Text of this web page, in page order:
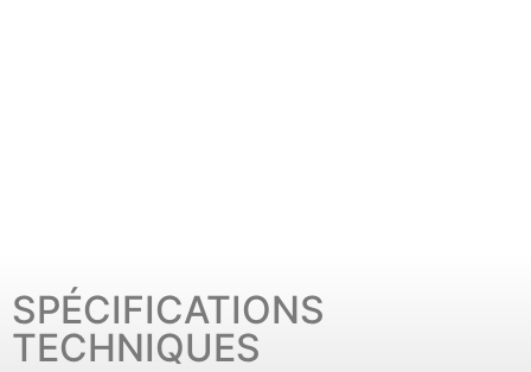
SPÉCIFICATIONS
TECHNIQUES